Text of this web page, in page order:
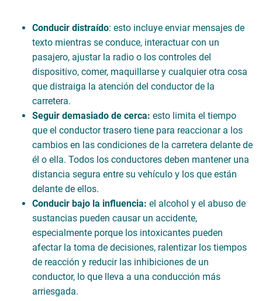
Conducir distraído: esto incluye enviar mensajes de
texto mientras se conduce, interactuar con un
pasajero, ajustar la radio o los controles del
dispositivo, comer, maquillarse y cualquier otra cosa
que distraiga la atención del conductor de la
carretera.
Seguir demasiado de cerca: esto limita el tiempo
que el conductor trasero tiene para reaccionar a los
cambios en las condiciones de la carretera delante de
él o ella. Todos los conductores deben mantener una
distancia segura entre su vehículo y los que están
delante de ellos.
Conducir bajo la influencia: el alcohol y el abuso de
sustancias pueden causar un accidente,
especialmente porque los intoxicantes pueden
afectar la toma de decisiones, ralentizar los tiempos
de reacción y reducir las inhibiciones de un
conductor, lo que lleva a una conducción más
arriesgada.